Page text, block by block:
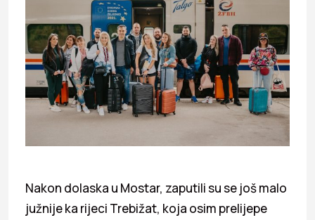
Nakon dolaska u Mostar, zaputili su se još malo
južnije ka rijeci Trebižat, koja osim prelijepe